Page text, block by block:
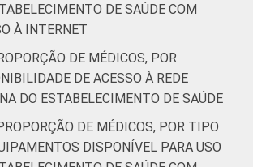
- fev 2013 / ago 2013
DE SAÚDE COM
À INTERNET
DE MÉDICOS, POR
DE ACESSO À REDE
DO ESTABELECIMENTO DE SAÚDE
DE MÉDICOS, POR TIPO
DISPONÍVEL PARA USO